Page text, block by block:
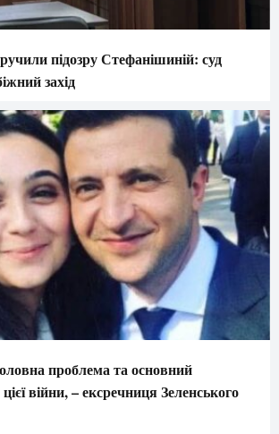
підозру Стефанішиній: суд
захід
проблема та основний
війни, – ексречниця Зеленського